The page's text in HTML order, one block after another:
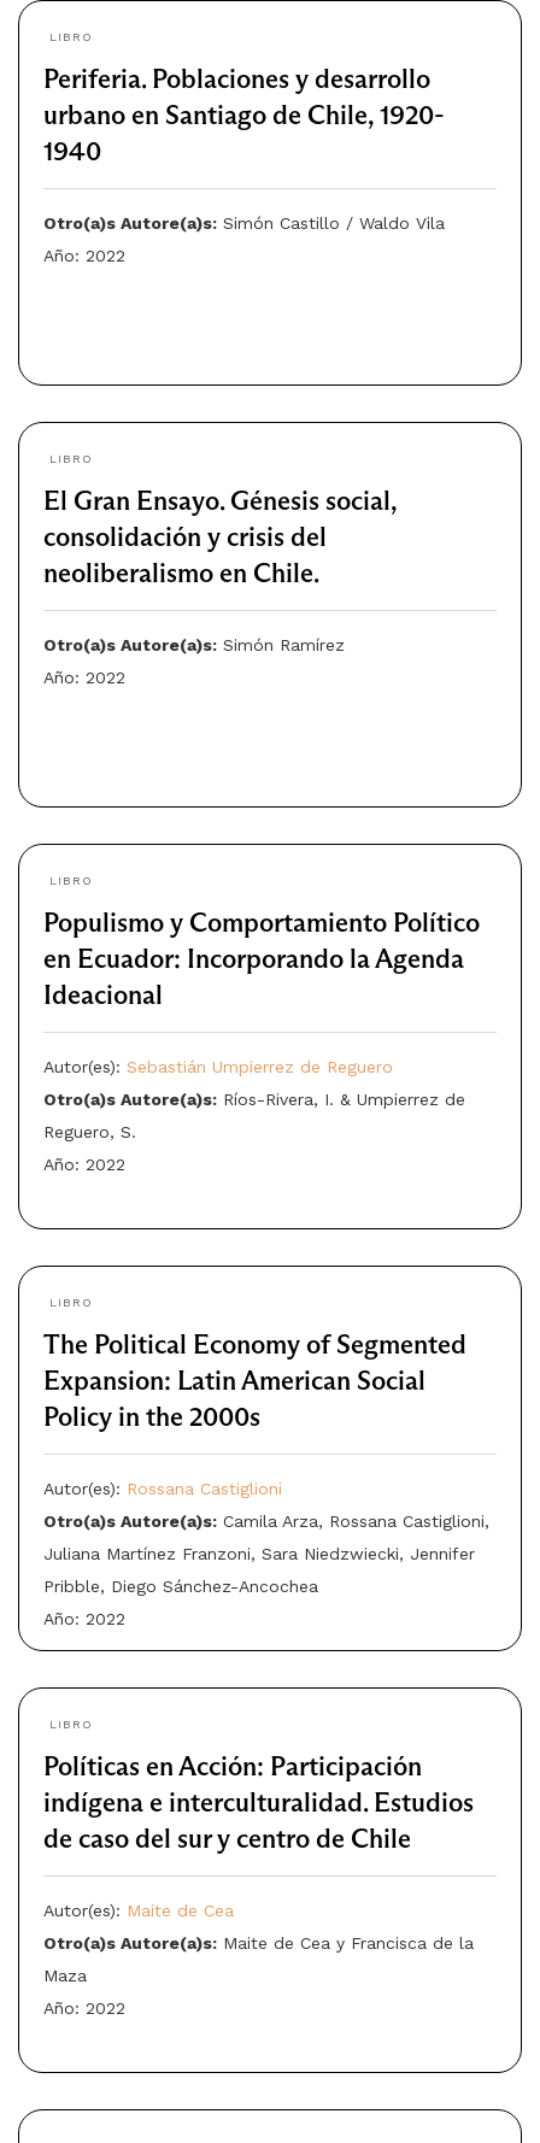
LIBRO
Periferia. Poblaciones y desarrollo
urbano en Santiago de Chile, 1920-
1940
Otro(a)s Autore(a)s: Simón Castillo / Waldo Vila
Año: 2022
LIBRO
El Gran Ensayo. Génesis social,
consolidación y crisis del
neoliberalismo en Chile.
Otro(a)s Autore(a)s: Simón Ramírez
Año: 2022
LIBRO
Populismo y Comportamiento Político
en Ecuador: Incorporando la Agenda
Ideacional
Autor(es): Sebastián Umpierrez de Reguero
Otro(a)s Autore(a)s: Ríos-Rivera, I. & Umpierrez de
Reguero, S.
Año: 2022
LIBRO
The Political Economy of Segmented
Expansion: Latin American Social
Policy in the 2000s
Autor(es): Rossana Castiglioni
Otro(a)s Autore(a)s: Camila Arza, Rossana Castiglioni,
Juliana Martínez Franzoni, Sara Niedzwiecki, Jennifer
Pribble, Diego Sánchez-Ancochea
Año: 2022
LIBRO
Políticas en Acción: Participación
indígena e interculturalidad. Estudios
de caso del sur y centro de Chile
Autor(es): Maite de Cea
Otro(a)s Autore(a)s: Maite de Cea y Francisca de la
Maza
Año: 2022